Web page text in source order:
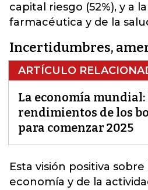
capital riesgo (52%), y a
farmacéutica y de la
Incertidumbres,
ARTÍCULO
La economía mundial:
rendimientos de los
para comenzar 2025
Esta visión positiva
economía y de la